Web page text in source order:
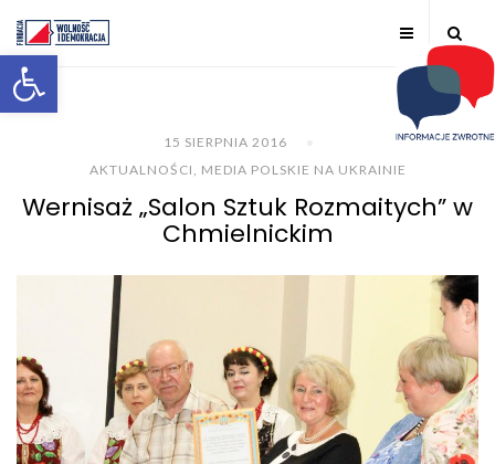
Otwórz pasek narzędzi
15 SIERPNIA 2016
AKTUALNOŚCI, MEDIA POLSKIE NA UKRAINIE
Wernisaż „Salon Sztuk Rozmaitych” w
Chmielnickim